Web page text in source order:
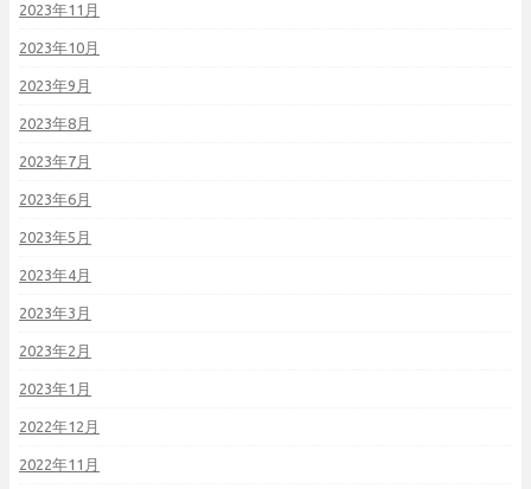
2023年11月
2023年10月
2023年9月
2023年8月
2023年7月
2023年6月
2023年5月
2023年4月
2023年3月
2023年2月
2023年1月
2022年12月
2022年11月